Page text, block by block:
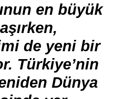
en büyük
de yeni bir
Türkiye’nin
Dünya